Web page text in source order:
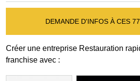
DEMANDE D'INFOS À CES
Créer une entreprise Restauration
franchise avec :